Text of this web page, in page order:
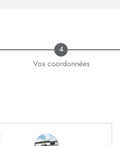
4
Vos coordonnées